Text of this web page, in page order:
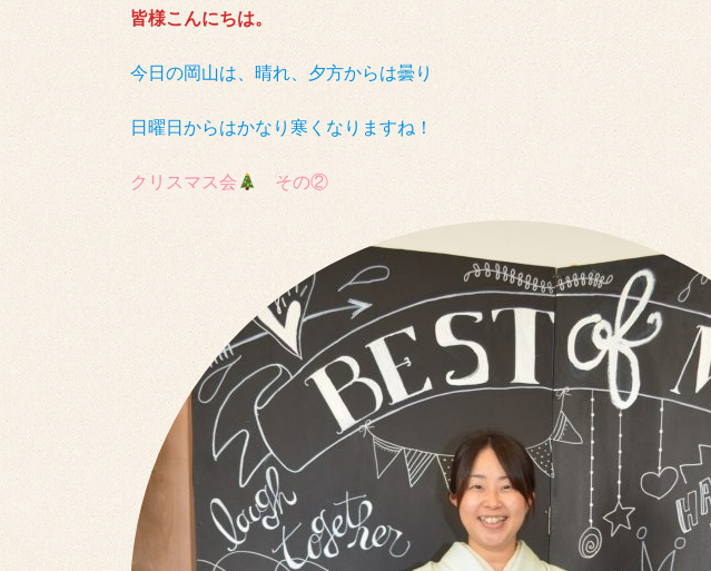
皆様こんにちは。
今日の岡山は、晴れ、夕方からは曇り
日曜日からはかなり寒くなりますね！
クリスマス会 その②